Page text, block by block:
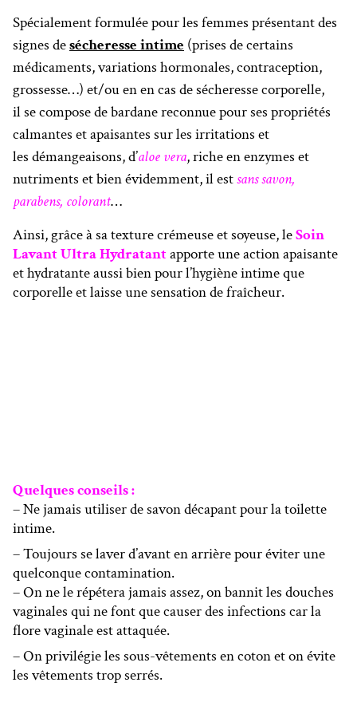
Spécialement formulée pour les femmes présentant des
signes desécheresse intime (prises de certains
médicaments, variations hormonales, contraception,
grossesse…) et/ou en en cas de sécheresse corporelle,
il se compose de bardane reconnue pour ses propriétés
calmantes et apaisantes sur les irritations et
les démangeaisons, d’aloe vera, riche en enzymes et
nutriments et bien évidemment, il estsans savon,
parabens, colorant…
Ainsi, grâce à sa texture crémeuse et soyeuse, leSoin
Lavant Ultra Hydratantapporte une action apaisante
et hydratante aussi bien pour l’hygiène intime que
corporelle et laisse une sensation de fraîcheur.
Quelques conseils :
– Ne jamais utiliser de savon décapant pour la toilette
intime.
– Toujours se laver d’avant en arrière pour éviter une
quelconque contamination.
– On ne le répétera jamais assez, on bannit les douches
vaginales qui ne font que causer des infections car la
flore vaginale est attaquée.
– On privilégie les sous-vêtements en coton et on évite
les vêtements trop serrés.